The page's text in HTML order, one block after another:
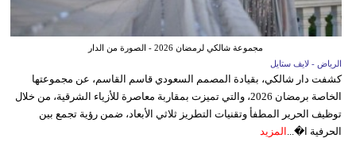
مجموعة شالكي لرمضان 2026 - الصورة من الدار
الرياض - لايف ستايل
كشفت دار شالكي، بقيادة المصمم السعودي قاسم القاسم، عن مجموعتها
الخاصة برمضان 2026، والتي تميزت بمقاربة معاصرة للأزياء الشرقية، من خلال
توظيف الحرير المطفأ وتقنيات التطريز ثلاثي الأبعاد، ضمن رؤية تجمع بين
الحرفية ا�... المزيد